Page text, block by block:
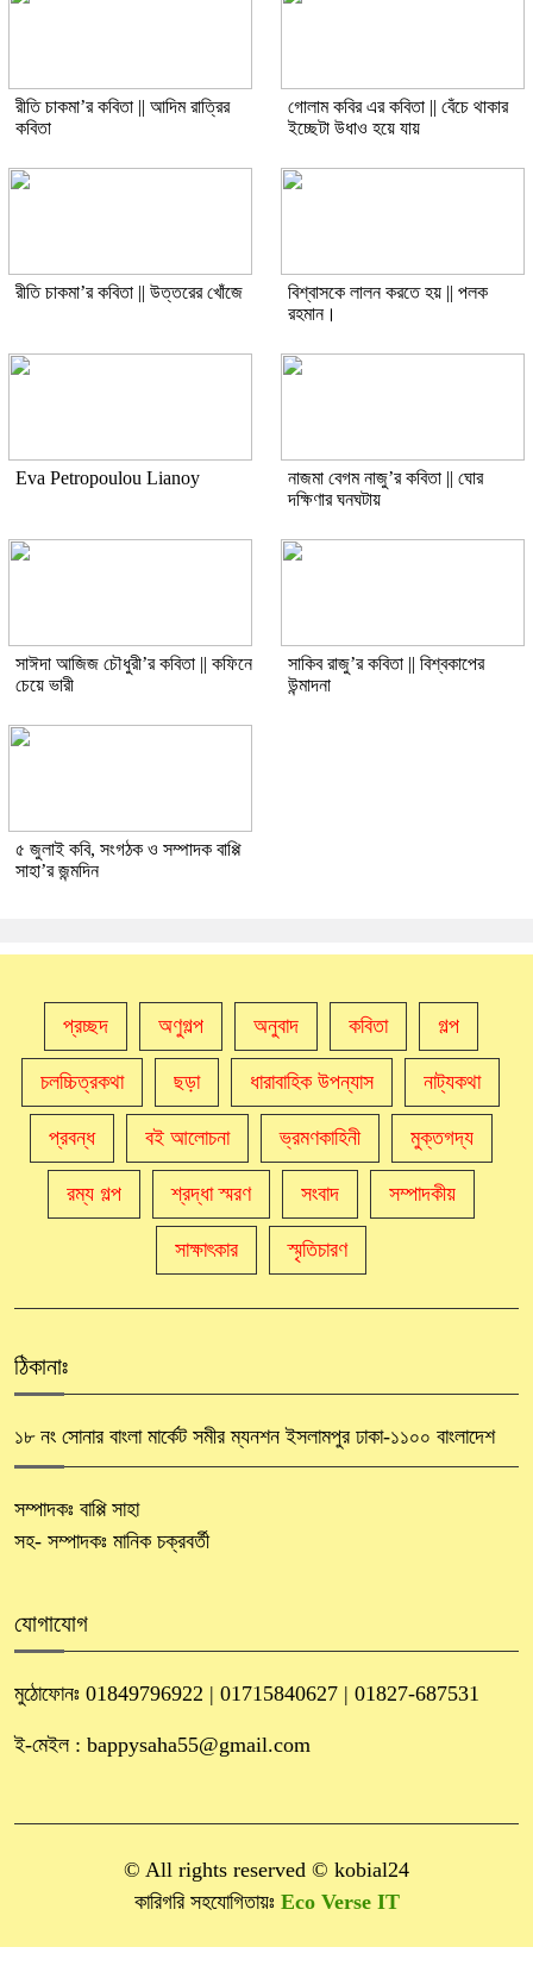
রীতি চাকমা’র কবিতা || আদিম রাত্রির
কবিতা
গোলাম কবির এর কবিতা || বেঁচে থাকার
ইচ্ছেটা উধাও হয়ে যায়
রীতি চাকমা’র কবিতা || উত্তরের খোঁজে
বিশ্বাসকে লালন করতে হয় || পলক
রহমান।
Eva Petropoulou Lianoy
নাজমা বেগম নাজু’র কবিতা || ঘোর
দক্ষিণার ঘনঘটায়
সাঈদা আজিজ চৌধুরী’র কবিতা || কফিনে
চেয়ে ভারী
সাকিব রাজু’র কবিতা || বিশ্বকাপের
উন্মাদনা
৫ জুলাই কবি, সংগঠক ও সম্পাদক বাপ্পি
সাহা’র জন্মদিন
প্রচ্ছদ অণুগল্প অনুবাদ কবিতা গল্প
চলচ্চিত্রকথা ছড়া ধারাবাহিক উপন্যাস নাট্যকথা
প্রবন্ধ বই আলোচনা ভ্রমণকাহিনী মুক্তগদ্য
রম্য গল্প শ্রদ্ধা স্মরণ সংবাদ সম্পাদকীয়
সাক্ষাৎকার স্মৃতিচারণ
ঠিকানাঃ
১৮ নং সোনার বাংলা মার্কেট সমীর ম্যনশন ইসলামপুর ঢাকা-১১০০ বাংলাদেশ
সম্পাদকঃ বাপ্পি সাহা
সহ- সম্পাদকঃ মানিক চক্রবর্তী
যোগাযোগ
মুঠোফোনঃ 01849796922 | 01715840627 | 01827-687531
ই-মেইল : bappysaha55@gmail.com
© All rights reserved © kobial24
কারিগরি সহযোগিতায়ঃ Eco Verse IT